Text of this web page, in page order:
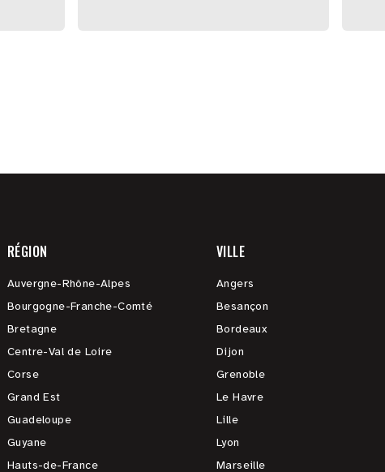
RÉGION
Auvergne-Rhône-Alpes
Bourgogne-Franche-Comté
Bretagne
Centre-Val de Loire
Corse
Grand Est
Guadeloupe
Guyane
Hauts-de-France
VILLE
Angers
Besançon
Bordeaux
Dijon
Grenoble
Le Havre
Lille
Lyon
Marseille